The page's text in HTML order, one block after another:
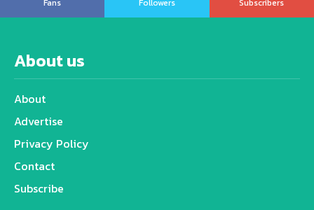
About us
About
Advertise
Privacy Policy
Contact
Subscribe